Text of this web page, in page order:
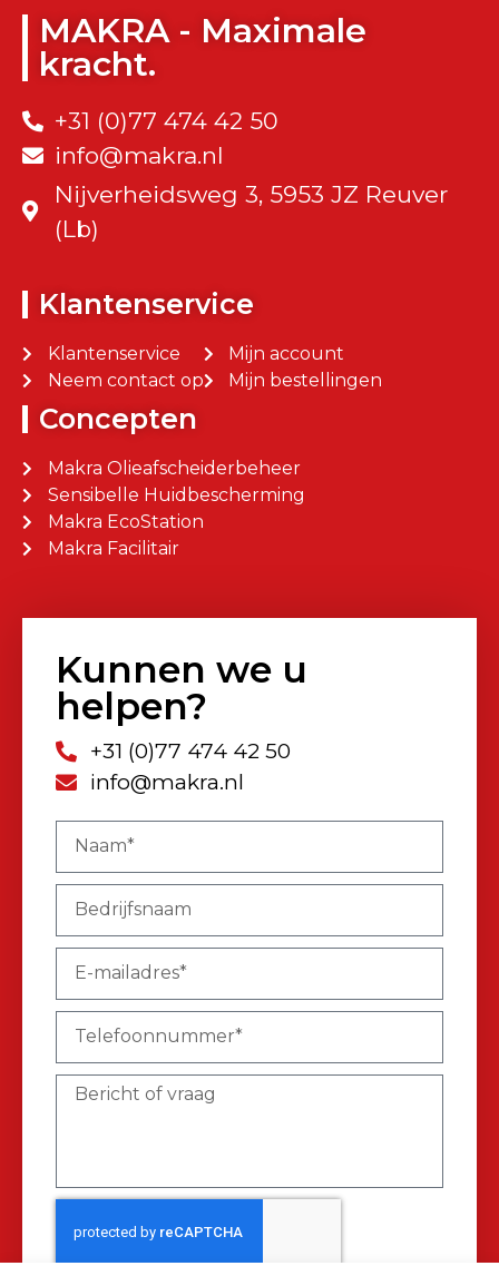
MAKRA - Maximale
kracht.
+31 (0)77 474 42 50
info@makra.nl
Nijverheidsweg 3, 5953 JZ Reuver
(Lb)
Klantenservice
Klantenservice
Neem contact op
Mijn account
Mijn bestellingen
Concepten
Makra Olieafscheiderbeheer
Sensibelle Huidbescherming
Makra EcoStation
Makra Facilitair
Kunnen we u
helpen?
+31 (0)77 474 42 50
info@makra.nl